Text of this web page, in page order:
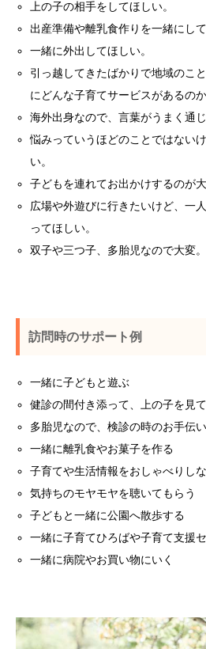
上の子の相手をしてほしい。
出産準備や離乳食作りを一緒にして
一緒に外出してほしい。
引っ越してきたばかりで地域のこ
にどんな子育てサービスがあるのか
海外出身なので、言葉がうまく通
悩みっていうほどのことではない
い。
子どもを連れてお出かけするのが大
広場や外遊びに行きたいけど、一
ってほしい。
双子や三つ子、多胎児なので大変。
訪問時のサポート例
一緒に子どもと遊ぶ
健診の間付き添って、上の子を見
多胎児なので、検診の時のお手伝い
一緒に離乳食やお菓子を作る
子育てや生活情報をおしゃべりし
気持ちのモヤモヤを聴いてもらう
子どもと一緒に公園へ散歩する
一緒に子育てひろばや子育て支援
一緒に病院やお買い物にいく